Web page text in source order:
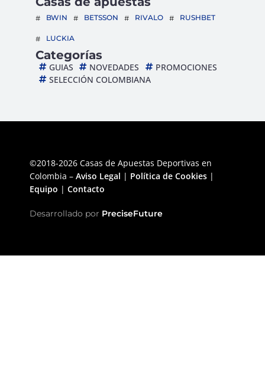
BWIN BETSSON RIVALO RUSHBET
LUCKIA
Categorías
GUIAS NOVEDADES
PROMOCIONES
SELECCIÓN COLOMBIANA
©2018-2026 Casas de Apuestas Deportivas en
Colombia – Aviso Legal | Política de Cookies |
Equipo | Contacto
Desarrollado por PreciseFuture